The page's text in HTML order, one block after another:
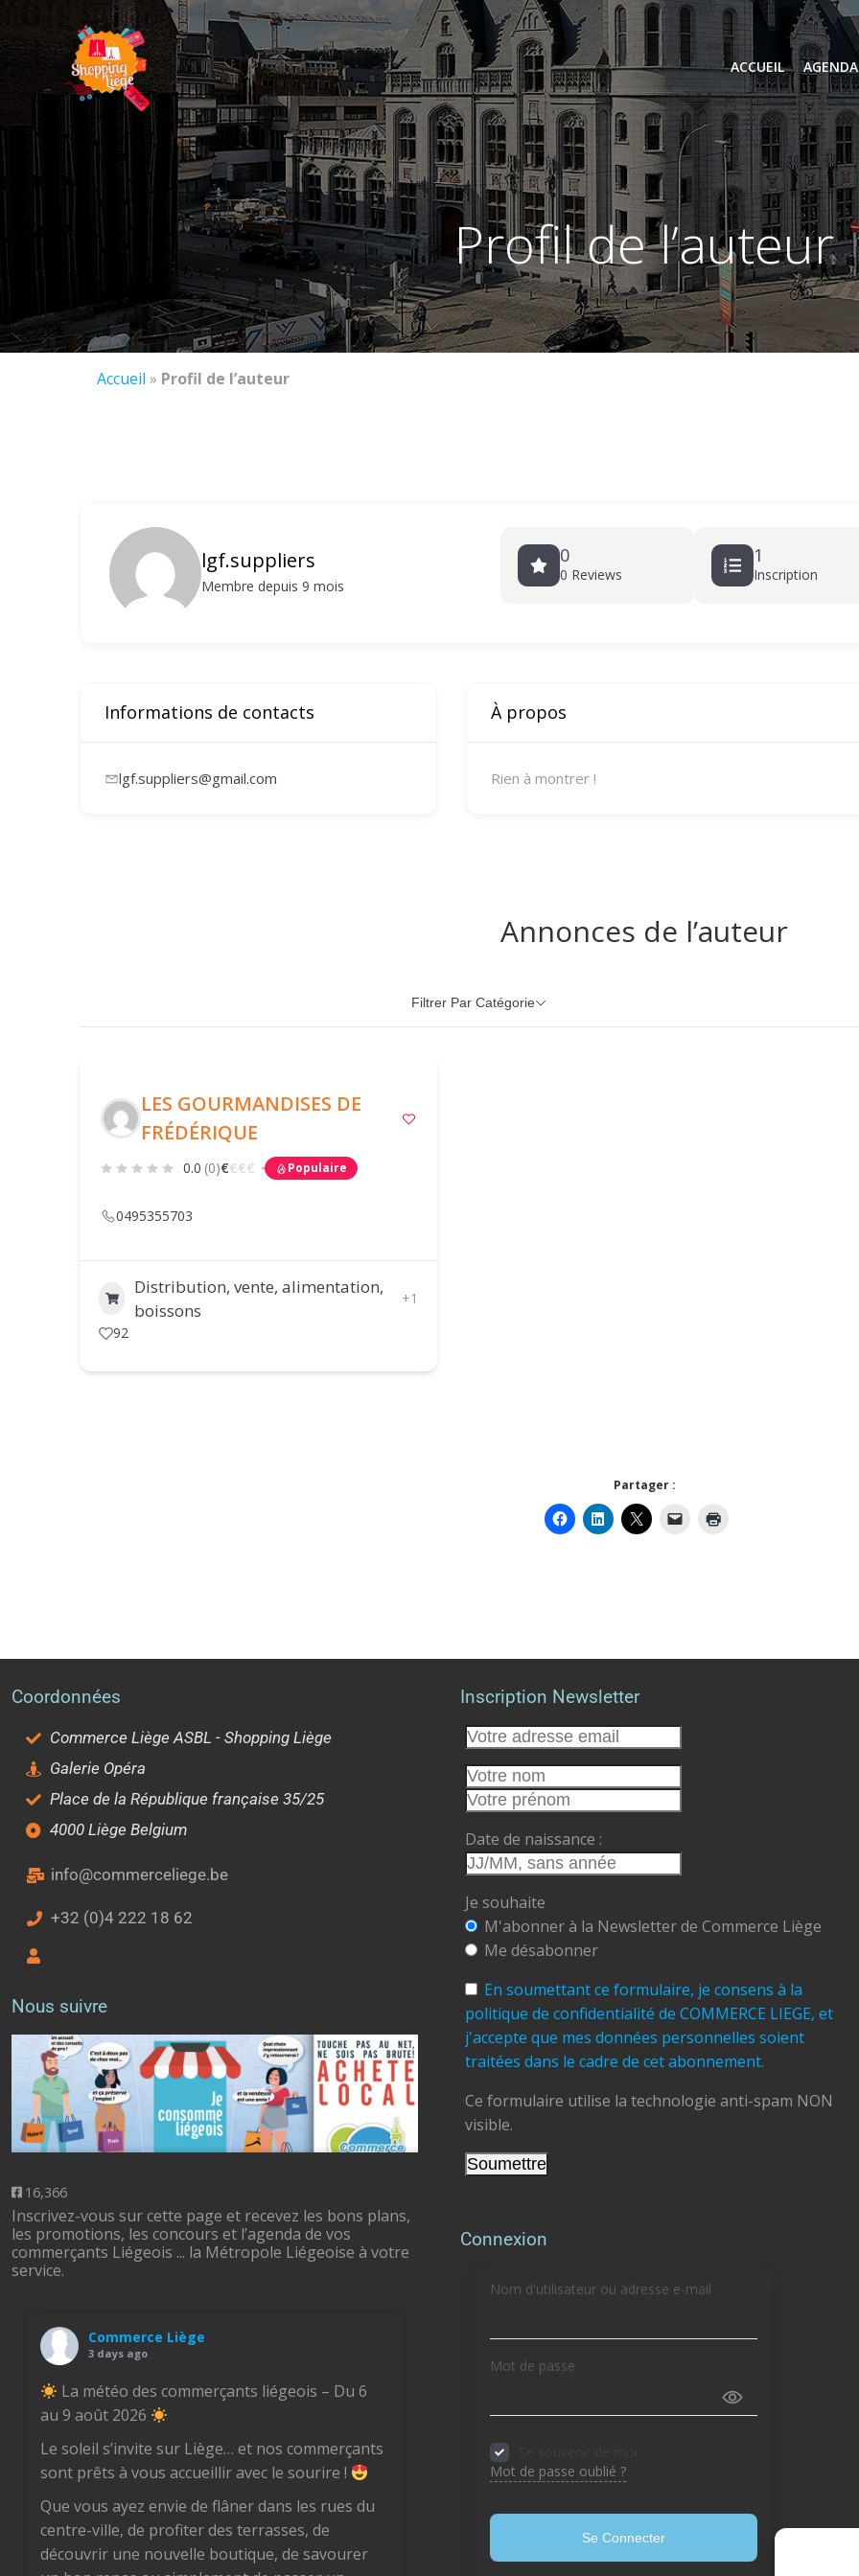
ACCUEIL AGENDA
profil de l’auteur
Accueil » Profil de l’auteur
lgf.suppliers
Membre depuis 9 mois
0
0 Reviews
1
Inscription
Informations de contacts
lgf.suppliers@gmail.com
À propos
Rien à montrer !
Annonces de l’auteur
Filtrer Par Catégorie
LES GOURMANDISES DE
FRÉDÉRIQUE
0.0 (0)€€€€ Populaire
0495355703
Distribution, vente, alimentation,
boissons
+1
92
Partager :
Coordonnées
Commerce Liège ASBL - Shopping Liège
Galerie Opéra
Place de la République française 35/25
4000 Liège Belgium
info@commerceliege.be
+32 (0)4 222 18 62
Nous suivre
16,366
Inscrivez-vous sur cette page et recevez les bons plans,
les promotions, les concours et l’agenda de vos
commerçants Liégeois ... la Métropole Liégeoise à votre
service.
Commerce Liège
3 days ago
La météo des commerçants liégeois – Du 6
au 9 août 2026
Le soleil s’invite sur Liège… et nos commerçants
sont prêts à vous accueillir avec le sourire !
Que vous ayez envie de flâner dans les rues du
centre-ville, de profiter des terrasses, de
découvrir une nouvelle boutique, de savourer
Inscription Newsletter
Date de naissance :
Je souhaite
M'abonner à la Newsletter de Commerce Liège
Me désabonner
En soumettant ce formulaire, je consens à la
politique de confidentialité de COMMERCE LIEGE, et
j'accepte que mes données personnelles soient
traitées dans le cadre de cet abonnement.
Ce formulaire utilise la technologie anti-spam NON
visible.
Connexion
Nom d'utilisateur ou adresse e-mail
Mot de passe
Mot de passe oublié ?
Se Connecter